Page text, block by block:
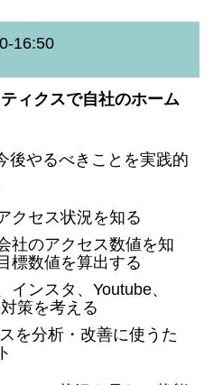
16:50
クスで自社のホーム
後やるべきことを実践的
クセス状況を知る
社のアクセス数値を知
標数値を算出する
ンスタ、Youtube、
策を考える
を分析・改善に使うた